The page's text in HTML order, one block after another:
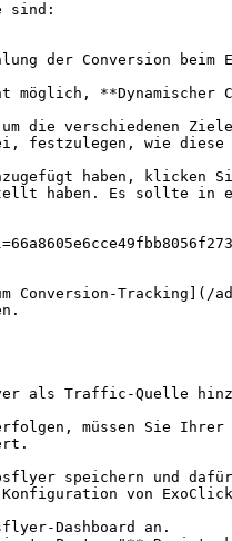
sind:
der Conversion
**Dynamischer
die verschiedenen
festzulegen, wie diese
haben, klicken
haben. Es sollte in
Conversion-
als Traffic-Quelle
müssen Sie Ihrer
speichern und
Konfiguration von
Dashboard an.